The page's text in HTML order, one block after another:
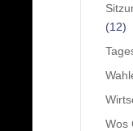
(12)
Wos